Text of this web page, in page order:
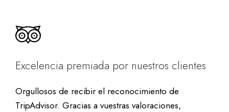
Excelencia premiada por nuestros clientes
Orgullosos de recibir el reconocimiento de
TripAdvisor. Gracias a vuestras valoraciones,